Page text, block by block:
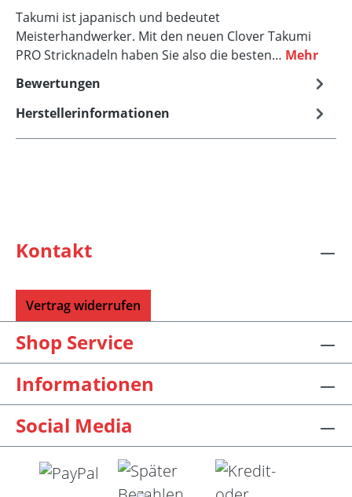
Takumi ist japanisch und bedeutet
Meisterhandwerker. Mit den neuen Clover Takumi
PRO Stricknadeln haben Sie also die besten… Mehr
Bewertungen
Herstellerinformationen
Kontakt
Vertrag widerrufen
Shop Service
Informationen
Social Media